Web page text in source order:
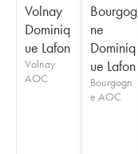
Volnay
Dominiq
ue Lafon
Volnay
AOC
Bourgog
ne
Dominiq
ue Lafon
Bourgogn
e AOC